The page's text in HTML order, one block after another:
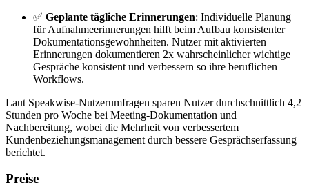
✅ Geplante tägliche Erinnerungen: Individuelle Planung
für Aufnahmeerinnerungen hilft beim Aufbau konsistenter
Dokumentationsgewohnheiten. Nutzer mit aktivierten
Erinnerungen dokumentieren 2x wahrscheinlicher wichtige
Gespräche konsistent und verbessern so ihre beruflichen
Workflows.
Laut Speakwise-Nutzerumfragen sparen Nutzer durchschnittlich 4,2
Stunden pro Woche bei Meeting-Dokumentation und
Nachbereitung, wobei die Mehrheit von verbessertem
Kundenbeziehungsmanagement durch bessere Gesprächserfassung
berichtet.
Preise